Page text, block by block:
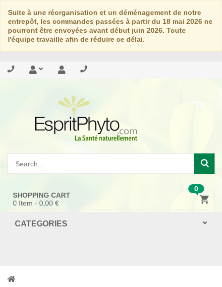
Suite à une réorganisation et un déménagement de notre
entrepôt, les commandes passées à partir du 18 mai 2026 ne
pourront être envoyées avant début juin 2026. Toute
l'équipe travaille afin de réduire ce délai.
0
SHOPPING CART
0 Item - 0,00 €
CATEGORIES